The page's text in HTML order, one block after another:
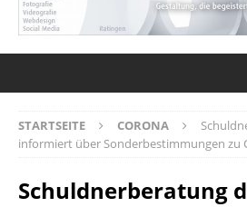
STARTSEITE CORONA
informiert über Sonderbestimmungen zu
Schuldnerberatung